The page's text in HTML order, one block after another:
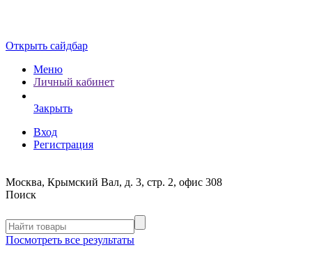
Открыть сайдбар
Меню
Личный кабинет
Закрыть
Вход
Регистрация
Москва, Крымский Вал, д. 3, стр. 2, офис 308
Поиск
Посмотреть все результаты